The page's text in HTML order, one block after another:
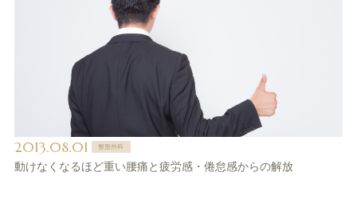
2013.08.01 整形外科
動けなくなるほど重い腰痛と疲労感・倦怠感からの解放